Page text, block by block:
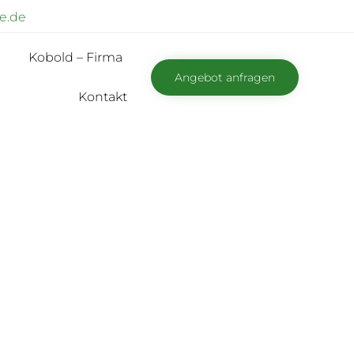
content
Kobold – Firma
Kontakt
Angebot anfragen